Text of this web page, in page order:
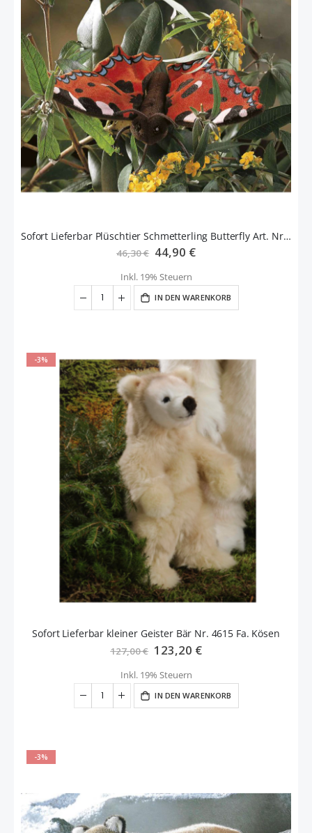
Sofort Lieferbar Plüschtier Schmetterling Butterfly Art. Nr. 4950 Fa. Kösen
46,30 € Sonderangebot
44,90 €
Inkl. 19% Steuern
IN DEN WARENKORB
-3%
Sofort Lieferbar kleiner Geister Bär Nr. 4615 Fa. Kösen
127,00 € Sonderangebot
123,20 €
Inkl. 19% Steuern
IN DEN WARENKORB
-3%